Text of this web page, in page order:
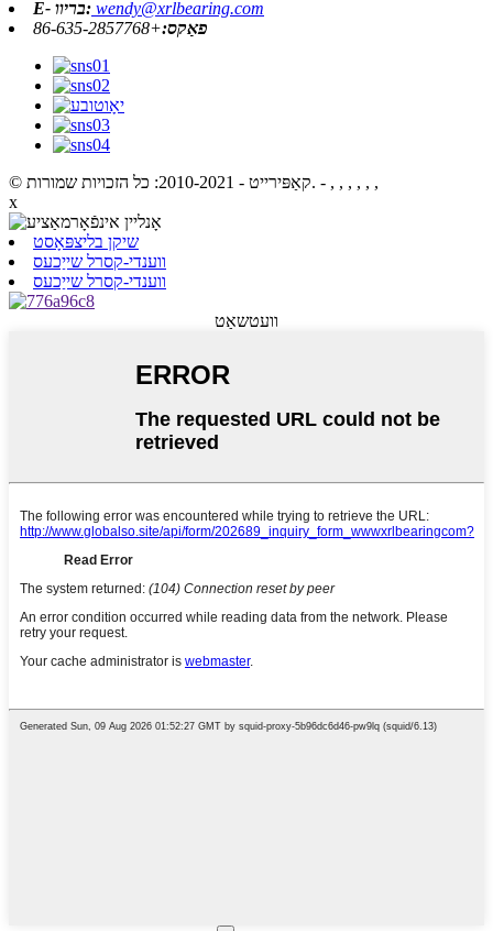
E- בריוו: wendy@xrlbearing.com
פאַקס:+86-635-2857768
© קאַפּירייט - 2010-2021: כל הזכויות שמורות. - , , , , , ,
x
שיקן בליצפּאָסט
ווענדי-קסרל שייַכעס
ווענדי-קסרל שייַכעס
וועטשאַט